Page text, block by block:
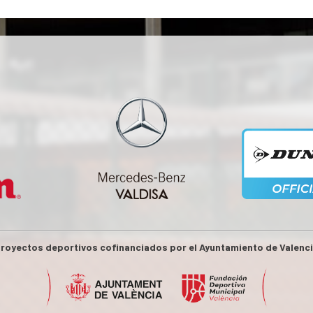
deportivos cofinanciados por el Ayuntamiento de